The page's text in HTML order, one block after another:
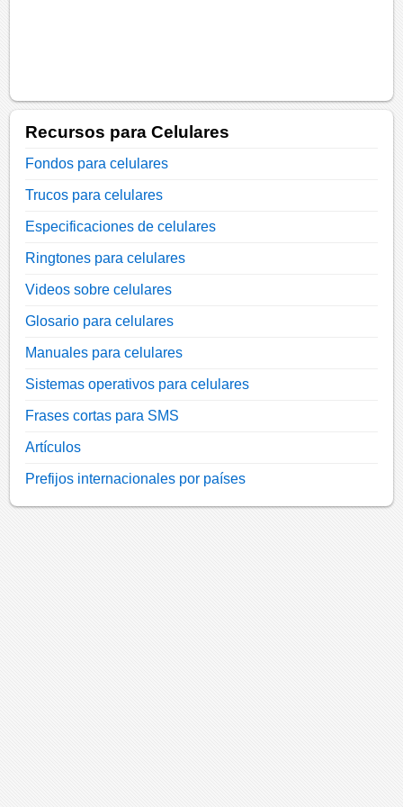
Recursos para Celulares
Fondos para celulares
Trucos para celulares
Especificaciones de celulares
Ringtones para celulares
Videos sobre celulares
Glosario para celulares
Manuales para celulares
Sistemas operativos para celulares
Frases cortas para SMS
Artículos
Prefijos internacionales por países